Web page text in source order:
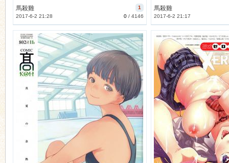
1
馬殺雞
0/ 4146
2017-6-2 21:28
馬殺雞
2017-6-2 21:17